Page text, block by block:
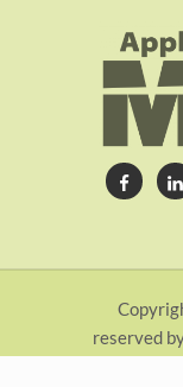
Site
reserved